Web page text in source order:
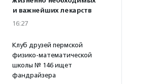
и важнейших лекарств
16:27
Клуб друзей пермской
физико-математической
школы № 146 ищет
фандрайзера